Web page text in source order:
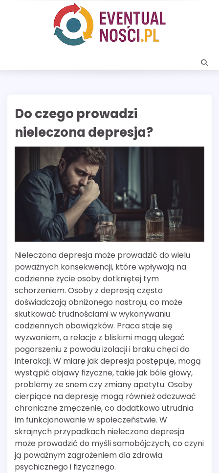
Do czego prowadzi
nieleczona depresja?
Nieleczona depresja może prowadzić do wielu
poważnych konsekwencji, które wpływają na
codzienne życie osoby dotkniętej tym
schorzeniem. Osoby z depresją często
doświadczają obniżonego nastroju, co może
skutkować trudnościami w wykonywaniu
codziennych obowiązków. Praca staje się
wyzwaniem, a relacje z bliskimi mogą ulegać
pogorszeniu z powodu izolacji i braku chęci do
interakcji. W miarę jak depresja postępuje, mogą
wystąpić objawy fizyczne, takie jak bóle głowy,
problemy ze snem czy zmiany apetytu. Osoby
cierpiące na depresję mogą również odczuwać
chroniczne zmęczenie, co dodatkowo utrudnia
im funkcjonowanie w społeczeństwie. W
skrajnych przypadkach nieleczona depresja
może prowadzić do myśli samobójczych, co czyni
ją poważnym zagrożeniem dla zdrowia
psychicznego i fizycznego.